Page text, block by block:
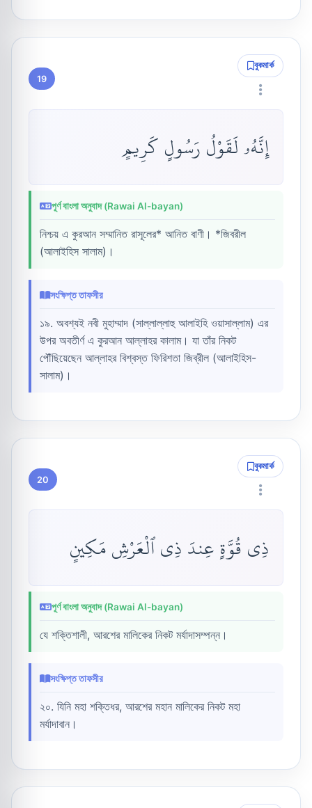
19
বুকমার্ক
إِنَّهُۥ لَقَوْلُ رَسُولٍ كَرِيمٍ
পূর্ণ বাংলা অনুবাদ (Rawai Al-bayan)
নিশ্চয় এ কুরআন সম্মানিত রাসূলের* আনিত বাণী। *জিবরীল
(আলাইহিস সালাম)।
সংক্ষিপ্ত তাফসীর
১৯. অবশ্যই নবী মুহাম্মাদ (সাল্লাল্লাহু আলাইহি ওয়াসাল্লাম) এর
উপর অবতীর্ণ এ কুরআন আল্লাহর কালাম। যা তাঁর নিকট
পৌঁছিয়েছেন আল্লাহর বিশ্বস্ত ফিরিশতা জিব্রীল (আলাইহিস-
সালাম)।
20
বুকমার্ক
ذِى قُوَّةٍ عِندَ ذِى ٱلْعَرْشِ مَكِينٍ
পূর্ণ বাংলা অনুবাদ (Rawai Al-bayan)
যে শক্তিশালী, আরশের মালিকের নিকট মর্যাদাসম্পন্ন।
সংক্ষিপ্ত তাফসীর
২০. যিনি মহা শক্তিধর, আরশের মহান মালিকের নিকট মহা
মর্যাদাবান।